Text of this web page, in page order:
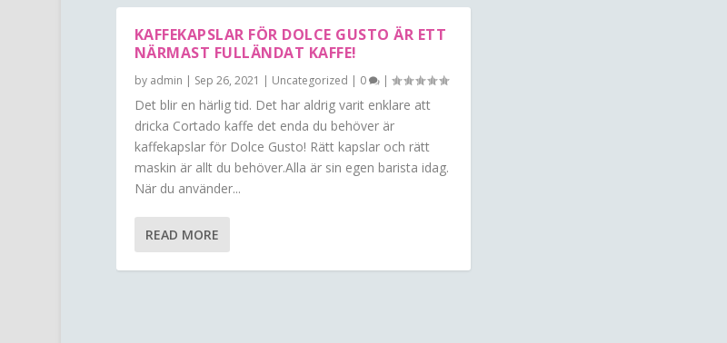
KAFFEKAPSLAR FÖR DOLCE GUSTO ÄR ETT
NÄRMAST FULLÄNDAT KAFFE!
by admin | Sep 26, 2021 | Uncategorized | 0 |
Det blir en härlig tid. Det har aldrig varit enklare att
dricka Cortado kaffe det enda du behöver är
kaffekapslar för Dolce Gusto! Rätt kapslar och rätt
maskin är allt du behöver.Alla är sin egen barista idag.
När du använder...
READ MORE